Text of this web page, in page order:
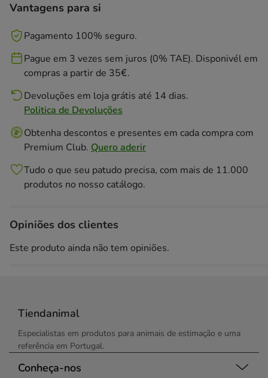
Vantagens para si
Pagamento 100% seguro.
Pague em 3 vezes sem juros (0% TAE). Disponivél em
compras a partir de 35€.
Devoluções em loja grátis até 14 dias.
Politica de Devoluções
Obtenha descontos e presentes em cada compra com
Premium Club. Quero aderir
Tudo o que seu patudo precisa, com mais de 11.000
produtos no nosso catálogo.
Opiniões dos clientes
Este produto ainda não tem opiniões.
Tiendanimal
Especialistas em produtos para animais de estimação e uma
referência em Portugal.
Conheça-nos